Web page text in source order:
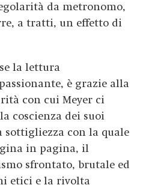
da metronomo,
a tratti, un effetto di
la lettura
è grazie alla
con cui Meyer ci
coscienza dei suoi
sottigliezza con la quale
in pagina, il
sfrontato, brutale ed
etici e la rivolta